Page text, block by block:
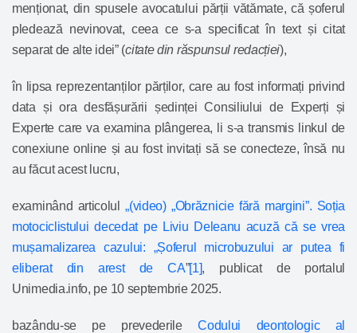
menționat, din spusele avocatului părții vătămate, că șoferul
pledează nevinovat, ceea ce s-a specificat în text și citat
separat de alte idei” (citate din răspunsul redacției),
în lipsa reprezentanților părților, care au fost informați privind
data și ora desfășurării ședinței Consiliului de Experți și
Experte care va examina plângerea, li s-a transmis linkul de
conexiune online și au fost invitați să se conecteze, însă nu
au făcut acest lucru,
examinând articolul„(video) „Obrăznicie fără margini”. Soția
motociclistului decedat pe Liviu Deleanu acuză că se vrea
mușamalizarea cazului: „Șoferul microbuzului ar putea fi
eliberat din arest de CA”[1], publicat de portalul
Unimedia.info, pe 10 septembrie 2025.
bazându-se pe prevederileCodului deontologic al